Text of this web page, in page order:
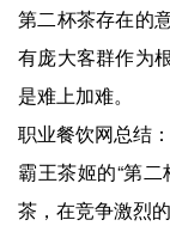
第二杯茶存在的
有庞大客群作为
是难上加难。
职业餐饮网总结：
霸王茶姬的“第
茶，在竞争激烈